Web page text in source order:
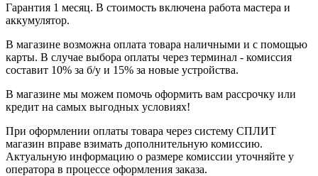
Гарантия 1 месяц. В стоимость включена работа мастера и
аккумулятор.
В магазине возможна оплата товара наличными и с помощью
карты. В случае выбора оплаты через терминал - комиссия
составит 10% за б/у и 15% за новые устройства.
В магазине мы можем помочь оформить вам рассрочку или
кредит на самых выгодных условиях!
При оформлении оплаты товара через систему СПЛИТ
магазин вправе взимать дополнительную комиссию.
Актуальную информацию о размере комиссии уточняйте у
оператора в процессе оформления заказа.